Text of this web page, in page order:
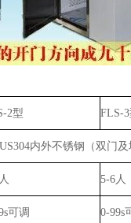
2型 FLS-3
内外不锈钢（双门及
5-6人
可调 0-99s